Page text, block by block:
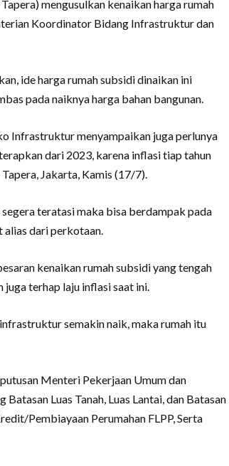
mengusulkan kenaikan harga rumah
Koordinator Bidang Infrastruktur dan
ide harga rumah subsidi dinaikan ini
pada naiknya harga bahan bangunan.
Infrastruktur menyampaikan juga perlunya
dari 2023, karena inflasi tiap tahun
Tapera, Jakarta, Kamis (17/7).
teratasi maka bisa berdampak pada
alias dari perkotaan.
kenaikan rumah subsidi yang tengah
terhap laju inflasi saat ini.
semakin naik, maka rumah itu
Menteri Pekerjaan Umum dan
Luas Tanah, Luas Lantai, dan Batasan
Pembiayaan Perumahan FLPP, Serta